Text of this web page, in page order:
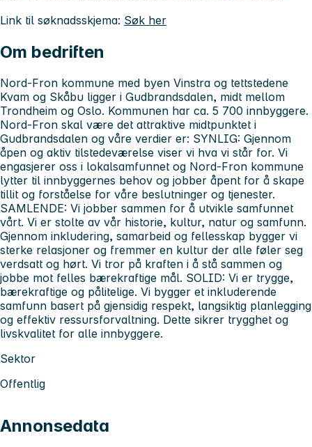
Link til søknadsskjema: Søk her
Om bedriften
Nord-Fron kommune med byen Vinstra og tettstedene
Kvam og Skåbu ligger i Gudbrandsdalen, midt mellom
Trondheim og Oslo. Kommunen har ca. 5 700 innbyggere.
Nord-Fron skal være det attraktive midtpunktet i
Gudbrandsdalen og våre verdier er: SYNLIG: Gjennom
åpen og aktiv tilstedeværelse viser vi hva vi står for. Vi
engasjerer oss i lokalsamfunnet og Nord-Fron kommune
lytter til innbyggernes behov og jobber åpent for å skape
tillit og forståelse for våre beslutninger og tjenester.
SAMLENDE: Vi jobber sammen for å utvikle samfunnet
vårt. Vi er stolte av vår historie, kultur, natur og samfunn.
Gjennom inkludering, samarbeid og fellesskap bygger vi
sterke relasjoner og fremmer en kultur der alle føler seg
verdsatt og hørt. Vi tror på kraften i å stå sammen og
jobbe mot felles bærekraftige mål. SOLID: Vi er trygge,
bærekraftige og pålitelige. Vi bygger et inkluderende
samfunn basert på gjensidig respekt, langsiktig planlegging
og effektiv ressursforvaltning. Dette sikrer trygghet og
livskvalitet for alle innbyggere.
Sektor
Offentlig
Annonsedata